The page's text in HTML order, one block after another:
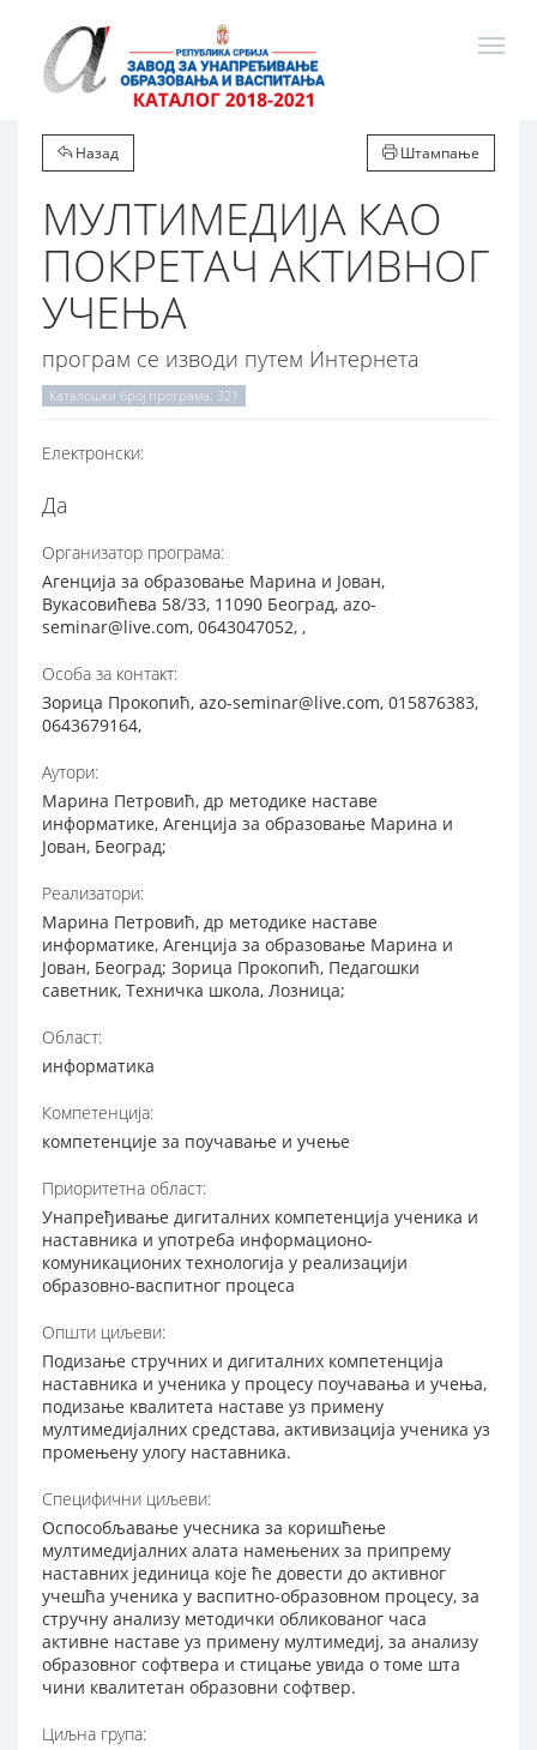
Назад Штампање
МУЛТИМЕДИЈА КАО
ПОКРЕТАЧ АКТИВНОГ
УЧЕЊА
програм се изводи путем Интернета
Каталошки број програма: 321
Електронски:
Да
Организатор програма:
Агенција за образовање Марина и Јован,
Вукасовићева 58/33, 11090 Београд, azo-
seminar@live.com, 0643047052, ,
Особа за контакт:
Зорица Прокопић, azo-seminar@live.com, 015876383,
0643679164,
Аутори:
Марина Петровић, др методике наставе
информатике, Агенција за образовање Марина и
Јован, Београд;
Реализатори:
Марина Петровић, др методике наставе
информатике, Агенција за образовање Марина и
Јован, Београд; Зорица Прокопић, Педагошки
саветник, Техничка школа, Лозница;
Област:
информатика
Компетенција:
компетенције за поучавање и учење
Приоритетна област:
Унапређивање дигиталних компетенција ученика и
наставника и употреба информационо-
комуникационих технологија у реализацији
образовно-васпитног процеса
Општи циљеви:
Подизање стручних и дигиталних компетенција
наставника и ученика у процесу поучавања и учења,
подизање квалитета наставе уз примену
мултимедијалних средстава, активизација ученика уз
промењену улогу наставника.
Специфични циљеви:
Оспособљавање учесника за коришћење
мултимедијалних алата намењених за припрему
наставних јединица које ће довести до активног
учешћа ученика у васпитно-образовном процесу, за
стручну анализу методички обликованог часа
активне наставе уз примену мултимедиј, за анализу
образовног софтвера и стицање увида о томе шта
чини квалитетан образовни софтвер.
Циљна група: